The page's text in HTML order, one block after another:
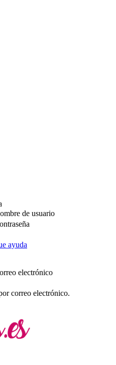
de usuario
ayuda
electrónico
correo electrónico.